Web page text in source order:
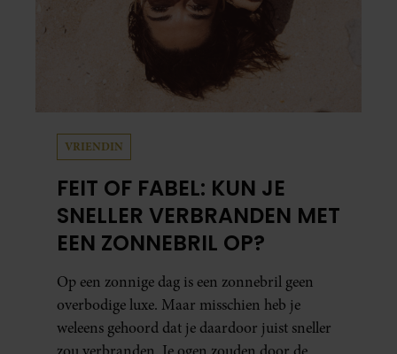
VRIENDIN
FEIT OF FABEL: KUN JE
SNELLER VERBRANDEN MET
EEN ZONNEBRIL OP?
Op een zonnige dag is een zonnebril geen
overbodige luxe. Maar misschien heb je
weleens gehoord dat je daardoor juist sneller